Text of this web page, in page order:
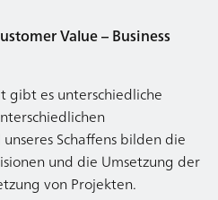
Value – Business
gibt es unterschiedliche
Schaffens bilden die
und die Umsetzung der
von Projekten.